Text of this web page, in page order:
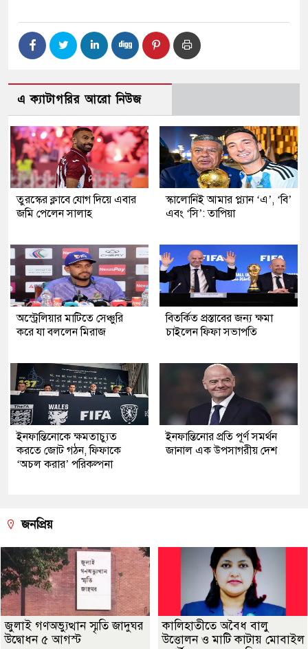
এ ক্যাটাগরির আরো নিউজ
তুরস্কের ক্লাবে যোগ দিয়ে এবার
জমি পেলেন সালাহ
স্কালোনিই আমার প্ল্যান ‘এ’, ‘বি’
এবং ‘সি’: তাপিয়া
অস্ট্রেলিয়ার মাটিতে সেঞ্চুরি
করে যা বললেন মিরাজ
বিতর্কিত প্রস্তাবের জন্য ক্ষমা
চাইলেন ফিফা সভাপতি
ইনফান্তিনোকে ক্ষমতাচ্যুত
করতে জোট গঠন, ফিফাকে
‘অচল করার’ পরিকল্পনা
ইনফান্তিনোর প্রতি পূর্ণ সমর্থন
জানাল এক উপসাগরীয় দেশ
জনপ্রিয়
জুলাই গণঅভ্যুত্থান স্মৃতি জাদুঘর
উদ্বোধন ৫ আগস্ট
কালিহাতীতে অবৈধ বালু
উত্তোলন ও মাটি কাটায় মোবাইল